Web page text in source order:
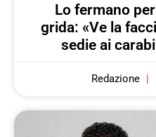
Lo fermano
grida: «Ve la
sedie ai
Redazione